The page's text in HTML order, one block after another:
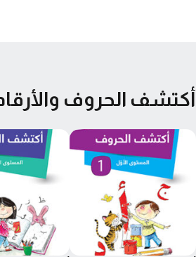
أكتشف الحروف